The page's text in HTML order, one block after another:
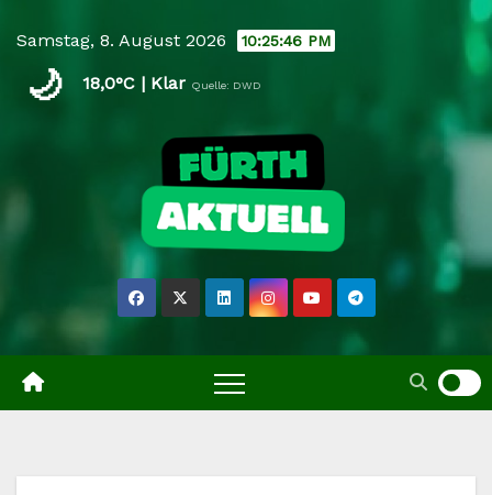
content
Samstag, 8. August 2026 10:25:46 PM
🌙 18,0°C | Klar Quelle: DWD